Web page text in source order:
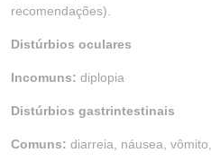
recomendações).
Distúrbios oculares
Incomuns: diplopia
Distúrbios gastrintestinais
Comuns: diarreia, náusea,